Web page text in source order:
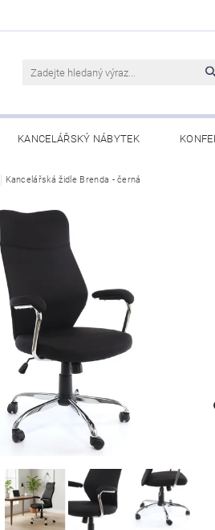
KANCELÁŘSKÝ NÁBYTEK
OBCHODNÍ PODMÍNKY
Kancelářská židle Brenda - černá